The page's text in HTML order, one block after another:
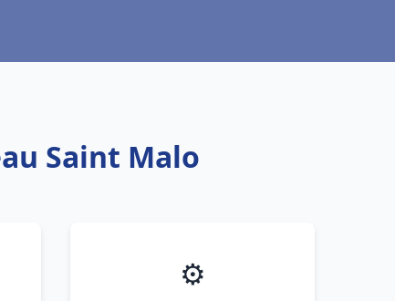
Saint Malo
⚙️